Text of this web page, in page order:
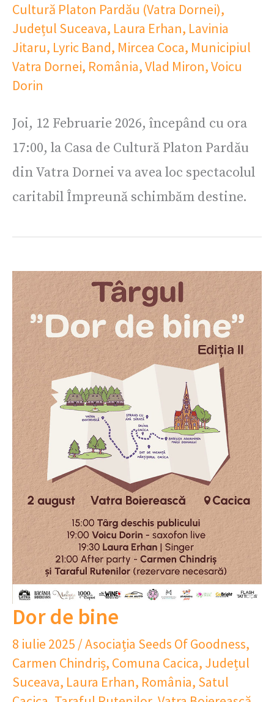
Cultură Platon Pardău (Vatra Dornei),
Județul Suceava, Laura Erhan, Lavinia
Jitaru, Lyric Band, Mircea Coca, Municipiul
Vatra Dornei, România,Vlad Miron,Voicu
Dorin
Joi, 12 Februarie 2026, începând cu ora
17:00, la Casa de Cultură Platon Pardău
din Vatra Dornei va avea loc spectacolul
caritabil Împreună schimbăm destine.
Dor de bine
8 iulie 2025 /Asociația Seeds Of Goodness,
Carmen Chindriș, Comuna Cacica, Județul
Suceava, Laura Erhan, România, Satul